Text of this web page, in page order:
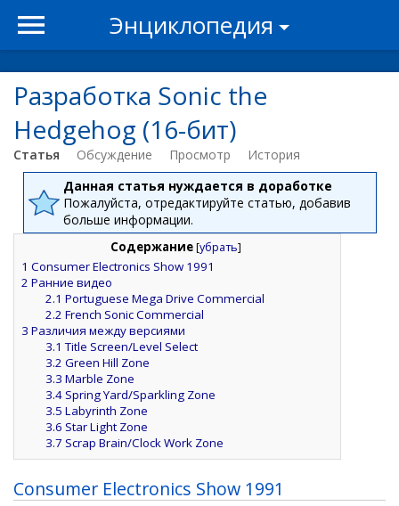
Энциклопедия
Разработка Sonic the
Hedgehog (16-бит)
Статья Обсуждение Просмотр
История
Данная статья нуждается в доработке
Пожалуйста, отредактируйте статью, добавив
больше информации.
Содержание[убрать]
1 Consumer Electronics Show 1991
2 Ранние видео
2.1 Portuguese Mega Drive Commercial
2.2 French Sonic Commercial
3 Различия между версиями
3.1 Title Screen/Level Select
3.2 Green Hill Zone
3.3 Marble Zone
3.4 Spring Yard/Sparkling Zone
3.5 Labyrinth Zone
3.6 Star Light Zone
3.7 Scrap Brain/Clock Work Zone
Consumer Electronics Show 1991